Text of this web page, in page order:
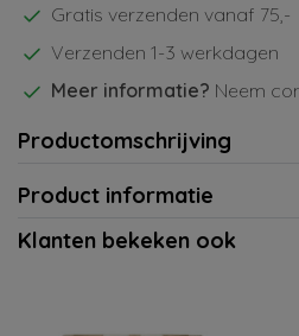
Gratis verzenden vanaf 75,-
Verzenden 1-3 werkdagen
Meer informatie? Neem
Productomschrijving
Product informatie
Klanten bekeken ook